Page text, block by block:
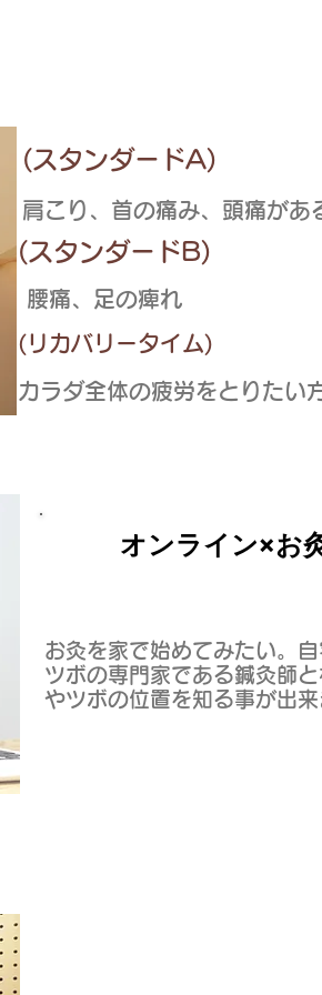
(スタンダードA)
肩こり、首の痛み、頭痛が
(スタンダードB)
腰痛、足の痺れ
(リカバリータイム)
カラダ全体の疲労をとりたい
オンライン×お
お灸を家で始めてみたい。
ツボの専門家である鍼灸師
やツボの位置を知る事が出来